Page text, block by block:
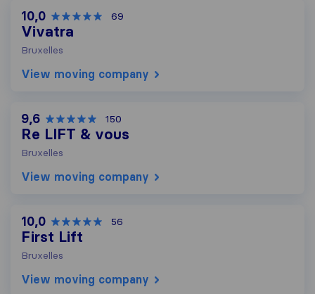
10,0 69
Vivatra
Bruxelles
View moving company
9,6 150
Re LIFT & vous
Bruxelles
View moving company
10,0 56
First Lift
Bruxelles
View moving company